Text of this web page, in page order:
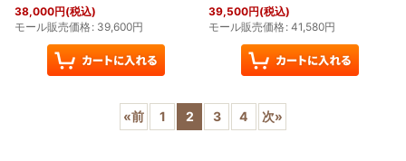
38,000円(税込)
モール販売価格: 39,600円
39,500円(税込)
モール販売価格: 41,580円
«前 1 2 3 4 次»